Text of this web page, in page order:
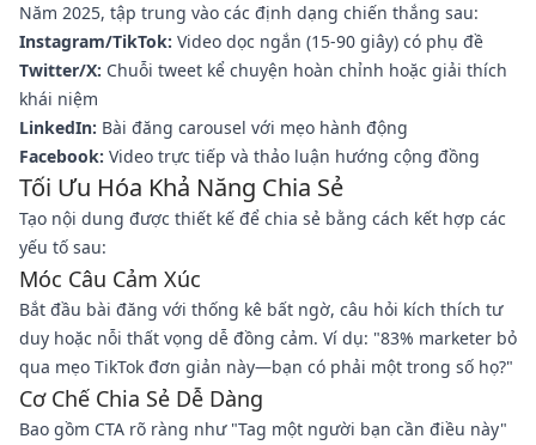
Năm 2025, tập trung vào các định dạng chiến thắng sau:
Instagram/TikTok: Video dọc ngắn (15-90 giây) có phụ đề
Twitter/X: Chuỗi tweet kể chuyện hoàn chỉnh hoặc giải thích
khái niệm
LinkedIn: Bài đăng carousel với mẹo hành động
Facebook: Video trực tiếp và thảo luận hướng cộng đồng
Tối Ưu Hóa Khả Năng Chia Sẻ
Tạo nội dung được thiết kế để chia sẻ bằng cách kết hợp các
yếu tố sau:
Móc Câu Cảm Xúc
Bắt đầu bài đăng với thống kê bất ngờ, câu hỏi kích thích tư
duy hoặc nỗi thất vọng dễ đồng cảm. Ví dụ: "83% marketer bỏ
qua mẹo TikTok đơn giản này—bạn có phải một trong số họ?"
Cơ Chế Chia Sẻ Dễ Dàng
Bao gồm CTA rõ ràng như "Tag một người bạn cần điều này"